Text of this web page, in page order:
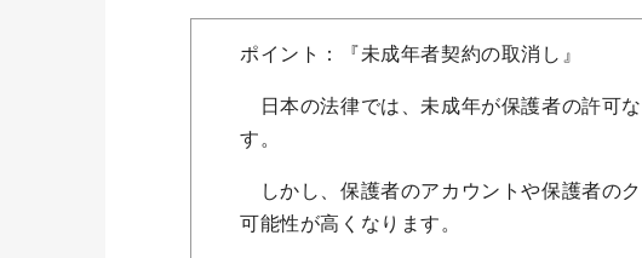
ポイント：『未成年者契約の取消し』
日本の法律では、未成年が保護者の許可
す。
しかし、保護者のアカウントや保護者の
可能性が高くなります。